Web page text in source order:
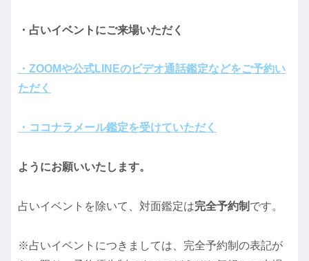
・占いイベントにご来場いただく
・ZOOMや公式LINEのビデオ通話鑑定などをご予約い
ただく
・ココナラメール鑑定を受けていただく
ようにお願いいたします。
占いイベントを除いて、対面鑑定は完全予約制 です。
※占いイベントにつきましては、完全予約制の表記が